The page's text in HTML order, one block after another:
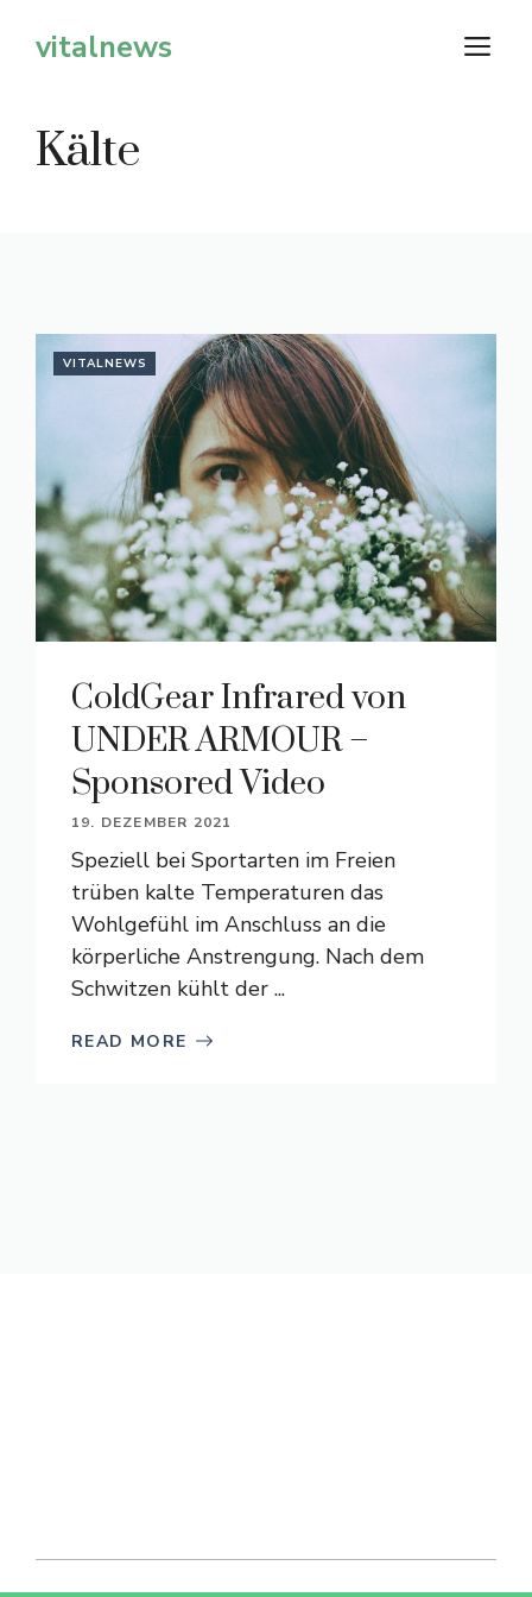
Inhaltvitalnews
Kälte
VITALNEWS
ColdGear Infrared von
UNDER ARMOUR –
Sponsored Video
19. DEZEMBER 2021
Speziell bei Sportarten im Freien
trüben kalte Temperaturen das
Wohlgefühl im Anschluss an die
körperliche Anstrengung. Nach dem
Schwitzen kühlt der ...
READ MORE